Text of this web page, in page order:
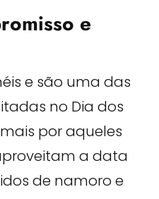
e
e são uma das
no Dia dos
por aqueles
a data
de namoro e